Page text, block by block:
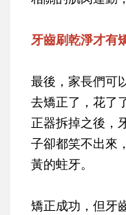
牙齒刷乾淨才有
最後，家長們可
去矯正了，花了
正器拆掉之後，
子卻都笑不出來
黃的蛀牙。
矯正成功，但牙